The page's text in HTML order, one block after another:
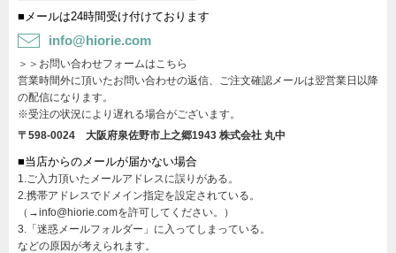
■メールは24時間受け付けております
info@hiorie.com
＞＞お問い合わせフォームはこちら
営業時間外に頂いたお問い合わせの返信、ご注文確認メールは翌営業日以降
の配信になります。
※受注の状況により遅れる場合がございます。
〒598-0024 大阪府泉佐野市上之郷1943 株式会社 丸中
■当店からのメールが届かない場合
1.ご入力頂いたメールアドレスに誤りがある。
2.携帯アドレスでドメイン指定を設定されている。
（→info@hiorie.comを許可してください。）
3.「迷惑メールフォルダー」に入ってしまっている。
などの原因が考えられます。